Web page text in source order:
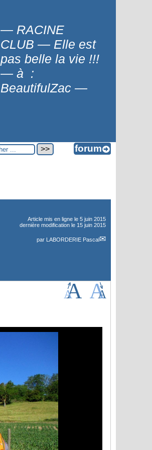
— RACINE
CLUB — Elle est
pas belle la vie !!!
— à :
BeautifulZac —
Article mis en ligne le 5 juin 2015
dernière modification le 15 juin 2015
par LABORDERIE Pascal